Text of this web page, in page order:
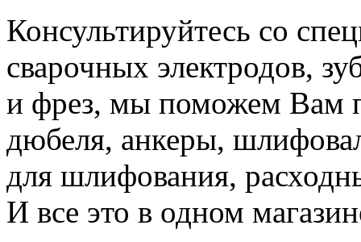
Консультируйтесь со
сварочных электродов,
и фрез, мы поможем Вам
дюбеля, анкеры,
для шлифования,
И все это в одном